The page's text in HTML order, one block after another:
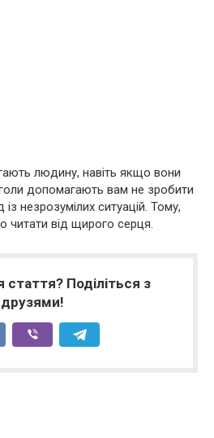
людину, навіть якщо вони
допомагають вам не зробити
незрозумілих ситуацій. Тому,
читати від щирого серця.
Поділіться з
друзями!